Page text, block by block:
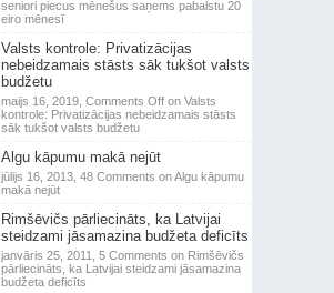
seniori piecus mēnešus saņems pabalstu 20
eiro mēnesī
Valsts kontrole: Privatizācijas
nebeidzamais stāsts sāk tukšot valsts
budžetu
maijs 16, 2019, Comments Offon Valsts
kontrole: Privatizācijas nebeidzamais stāsts
sāk tukšot valsts budžetu
Algu kāpumu makā nejūt
jūlijs 16, 2013, 48 Comments on Algu kāpumu
makā nejūt
Rimšēvičs pārliecināts, ka Latvijai
steidzami jāsamazina budžeta deficīts
janvāris 25, 2011, 5 Comments on Rimšēvičs
pārliecināts, ka Latvijai steidzami jāsamazina
budžeta deficīts